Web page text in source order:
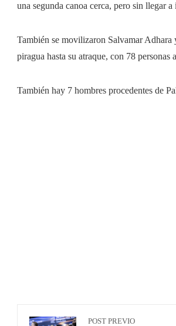
una segunda canoa cerca, pero sin llegar a
También se movilizaron Salvamar
piragua hasta su atraque, con 78
También hay 7 hombres procedentes de
POST PREVIO